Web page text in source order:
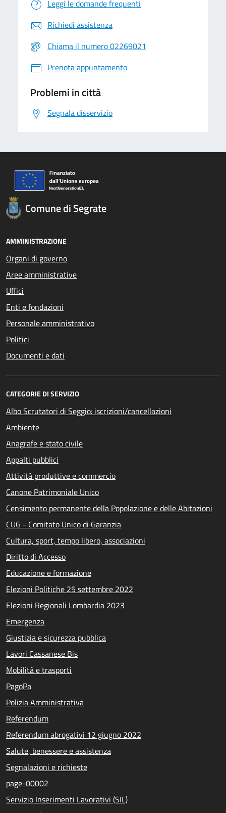
Leggi le domande frequenti
Richiedi assistenza
Chiama il numero 02269021
Prenota appuntamento
Problemi in città
Segnala disservizio
Comune di Segrate
AMMINISTRAZIONE
Organi di governo
Aree amministrative
Uffici
Enti e fondazioni
Personale amministrativo
Politici
Documenti e dati
CATEGORIE DI SERVIZIO
Albo Scrutatori di Seggio: iscrizioni/cancellazioni
Ambiente
Anagrafe e stato civile
Appalti pubblici
Attività produttive e commercio
Canone Patrimoniale Unico
Censimento permanente della Popolazione e delle Abitazioni
CUG - Comitato Unico di Garanzia
Cultura, sport, tempo libero, associazioni
Diritto di Accesso
Educazione e formazione
Elezioni Politiche 25 settembre 2022
Elezioni Regionali Lombardia 2023
Emergenza
Giustizia e sicurezza pubblica
Lavori Cassanese Bis
Mobilità e trasporti
PagoPa
Polizia Amministrativa
Referendum
Referendum abrogativi 12 giugno 2022
Salute, benessere e assistenza
Segnalazioni e richieste
page-00002
Servizio Inserimenti Lavorativi (SIL)